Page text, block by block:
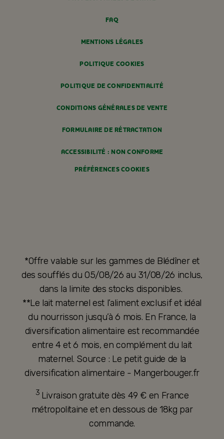
FAQ
MENTIONS LÉGALES
POLITIQUE COOKIES
POLITIQUE DE CONFIDENTIALITÉ
CONDITIONS GÉNÉRALES DE VENTE
FORMULAIRE DE RÉTRACTATION
ACCESSIBILITÉ : NON CONFORME
PRÉFÉRENCES COOKIES
*Offre valable sur les gammes de Blédîner et
des soufflés du 05/08/26 au 31/08/26 inclus,
dans la limite des stocks disponibles.
**Le lait maternel est l’aliment exclusif et idéal
du nourrisson jusqu’à 6 mois. En France, la
diversification alimentaire est recommandée
entre 4 et 6 mois, en complément du lait
maternel. Source : Le petit guide de la
diversification alimentaire - Mangerbouger.fr
3 Livraison gratuite dès 49 € en France
métropolitaine et en dessous de 18kg par
commande.